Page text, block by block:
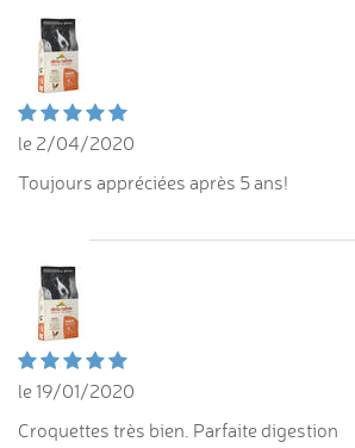
le 2/04/2020
Toujours appréciées après 5 ans!
le 19/01/2020
Croquettes très bien. Parfaite digestion